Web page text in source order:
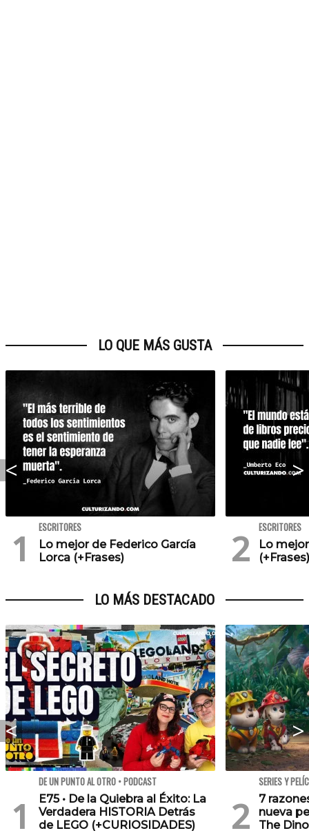
LO QUE MÁS GUSTA
ESCRITORES
Lo mejor de Federico García
Lorca (+Frases)
ESCRITORES
Lo
(+Frases)
LO MÁS DESTACADO
DE UN PUNTO AL OTRO • PODCAST
E75 • De la Quiebra al Éxito: La
Verdadera HISTORIA Detrás
de LEGO (+CURIOSIDADES)
SERIES Y
7
nueva
The